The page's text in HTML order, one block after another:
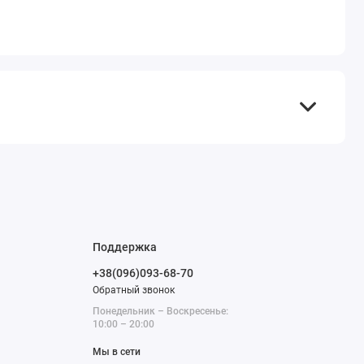
Поддержка
+38(096)093-68-70
Обратный звонок
Понедельник – Воскресенье:
10:00 – 20:00
Мы в сети